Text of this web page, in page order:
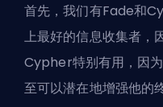
首先，我们有Fade和
上最好的信息收集者，
Cypher特别有用，因
至可以潜在地增强他的